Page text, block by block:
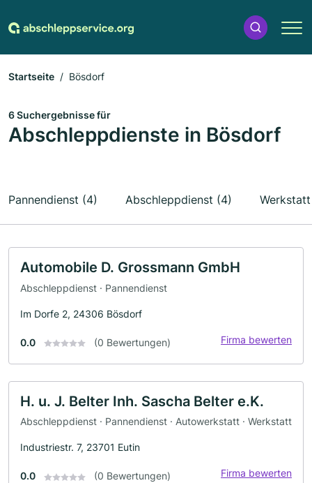
Startseite Bösdorf
6 Suchergebnisse für
Abschleppdienste in Bösdorf
Pannendienst (4) Abschleppdienst (4)
Automobile D. Grossmann GmbH
Abschleppdienst · Pannendienst
Im Dorfe 2, 24306 Bösdorf
0.0 (0 Bewertungen) Firma bewerten
H. u. J. Belter Inh. Sascha Belter e.K.
Abschleppdienst · Pannendienst · Autowerkstatt · Werkstatt
Industriestr. 7, 23701 Eutin
0.0 (0 Bewertungen) Firma bewerten